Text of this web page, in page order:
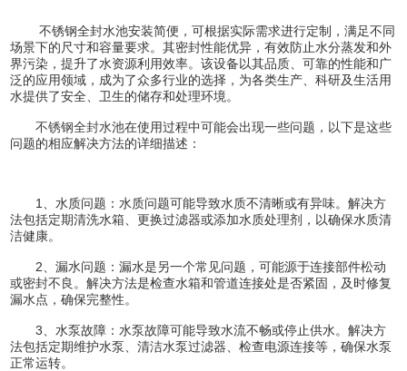
不锈钢全封水池安装简便，可根据实际需求进行定制，满足不同
场景下的尺寸和容量要求。其密封性能优异，有效防止水分蒸发和外
界污染，提升了水资源利用效率。该设备以其品质、可靠的性能和广
泛的应用领域，成为了众多行业的选择，为各类生产、科研及生活用
水提供了安全、卫生的储存和处理环境。
不锈钢全封水池在使用过程中可能会出现一些问题，以下是这些
问题的相应解决方法的详细描述：
1、水质问题：水质问题可能导致水质不清晰或有异味。解决方
法包括定期清洗水箱、更换过滤器或添加水质处理剂，以确保水质清
洁健康。
2、漏水问题：漏水是另一个常见问题，可能源于连接部件松动
或密封不良。解决方法是检查水箱和管道连接处是否紧固，及时修复
漏水点，确保完整性。
3、水泵故障：水泵故障可能导致水流不畅或停止供水。解决方
法包括定期维护水泵、清洁水泵过滤器、检查电源连接等，确保水泵
正常运转。